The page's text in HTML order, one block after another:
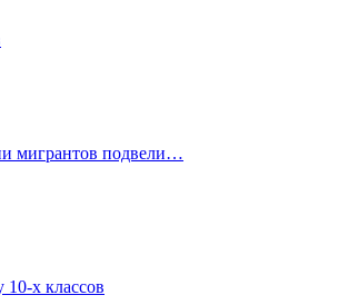
мигрантов подвели…
х классов